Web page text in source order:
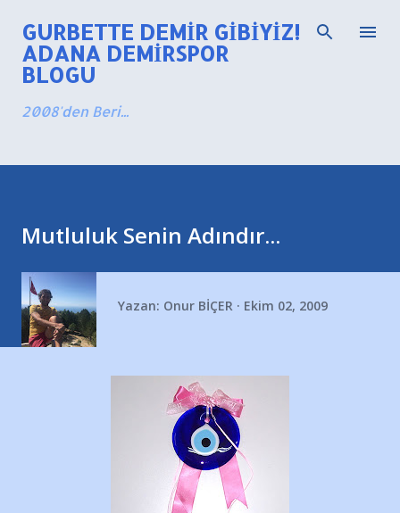
Ana içeriğe atla
GURBETTE DEMIR GIBIYIZ!
ADANA DEMIRSPOR
BLOGU
2008'den Beri...
Mutluluk Senin Adındır...
Yazan: Onur BİÇER Ekim 02, 2009